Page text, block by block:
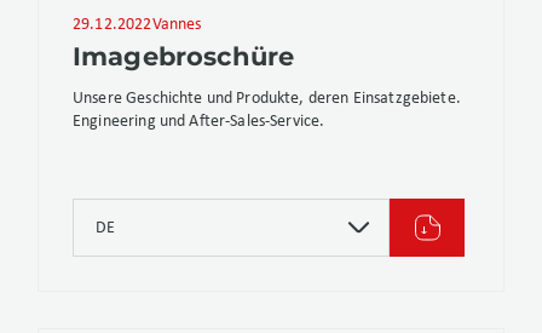
29.12.2022Vannes
Imagebroschüre
Unsere Geschichte und Produkte, deren Einsatzgebiete.
Engineering und After-Sales-Service.
DE